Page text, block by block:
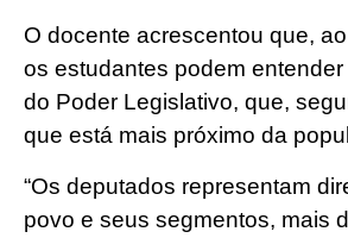
O docente acrescentou que,
os estudantes podem entender
do Poder Legislativo, que,
que está mais próximo da
“Os deputados representam
povo e seus segmentos, mais